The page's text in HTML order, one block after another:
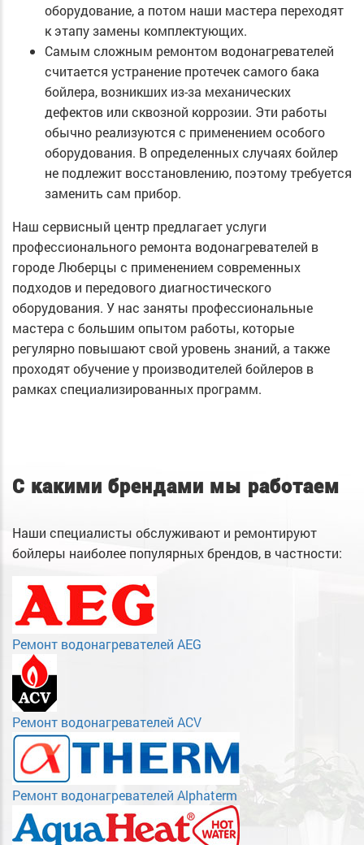
оборудование, а потом наши мастера переходят
к этапу замены комплектующих.
Самым сложным ремонтом водонагревателей
считается устранение протечек самого бака
бойлера, возникших из-за механических
дефектов или сквозной коррозии. Эти работы
обычно реализуются с применением особого
оборудования. В определенных случаях бойлер
не подлежит восстановлению, поэтому требуется
заменить сам прибор.
Наш сервисный центр предлагает услуги
профессионального ремонта водонагревателей в
городе Люберцы с применением современных
подходов и передового диагностического
оборудования. У нас заняты профессиональные
мастера с большим опытом работы, которые
регулярно повышают свой уровень знаний, а также
проходят обучение у производителей бойлеров в
рамках специализированных программ.
С какими брендами мы работаем
Наши специалисты обслуживают и ремонтируют
бойлеры наиболее популярных брендов, в частности:
Ремонт водонагревателей AEG
Ремонт водонагревателей ACV
Ремонт водонагревателей Alphaterm